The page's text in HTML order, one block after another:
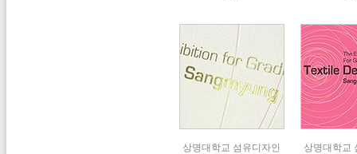
상명대학교 섬유디자인
상명대학교